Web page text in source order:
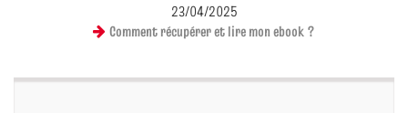
23/04/2025
Comment récupérer et lire mon ebook ?